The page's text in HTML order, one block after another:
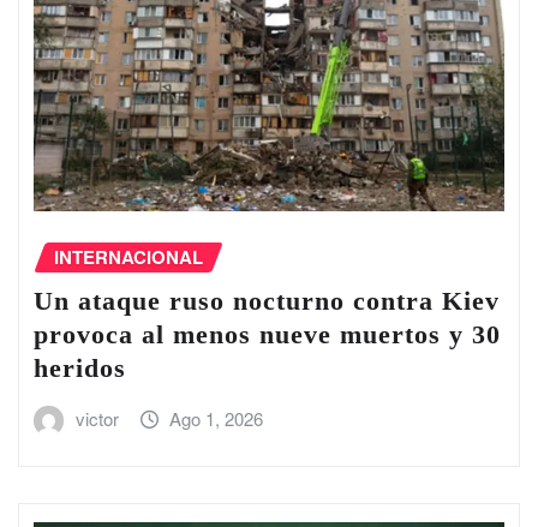
INTERNACIONAL
Un ataque ruso nocturno contra Kiev
provoca al menos nueve muertos y 30
heridos
victor Ago 1, 2026